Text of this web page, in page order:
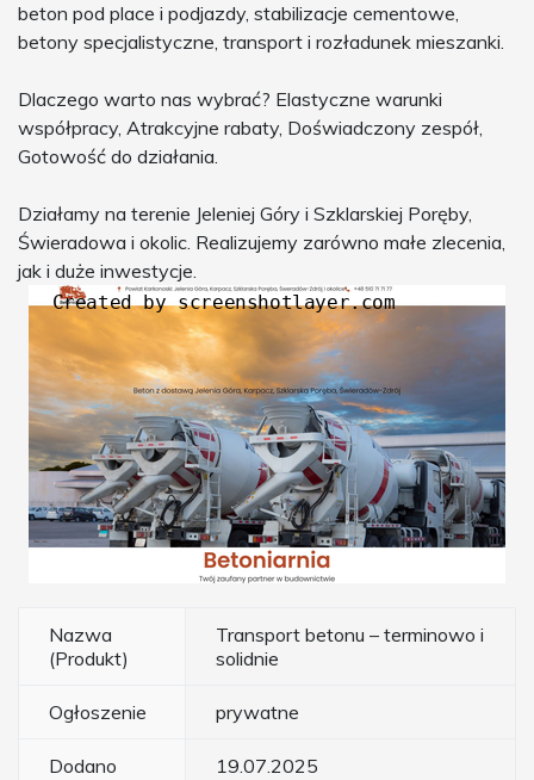
beton pod place i podjazdy, stabilizacje cementowe,
betony specjalistyczne, transport i rozładunek mieszanki.
Dlaczego warto nas wybrać? Elastyczne warunki
współpracy, Atrakcyjne rabaty, Doświadczony zespół,
Gotowość do działania.
Działamy na terenie Jeleniej Góry i Szklarskiej Poręby,
Świeradowa i okolic. Realizujemy zarówno małe zlecenia,
jak i duże inwestycje.
Nazwa
(Produkt)
Transport betonu – terminowo i
solidnie
Ogłoszenie prywatne
Dodano 19.07.2025